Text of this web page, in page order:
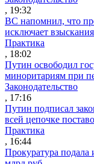
, 19:32
ВС напомнил, что
исключает
Практика
, 18:02
Путин освободил
миноритариям при
Законодательство
, 17:16
Путин подписал
всей цепочке
Практика
, 16:44
Прокуратура